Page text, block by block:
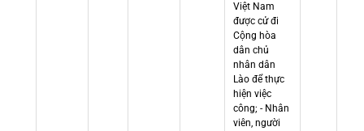
Việt Nam
được cử đi
Cộng hòa
dân chủ
nhân dân
Lào để thực
hiện việc
công; - Nhân
viên, người